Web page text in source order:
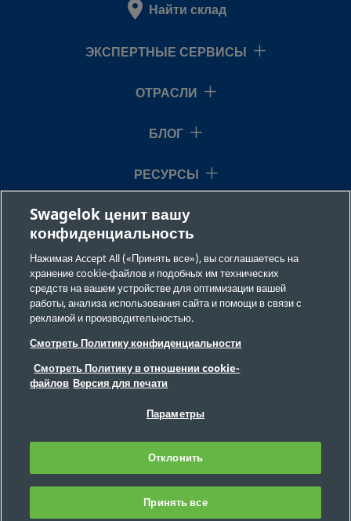
Найти склад
ЭКСПЕРТНЫЕ СЕРВИСЫ
ОТРАСЛИ
БЛОГ
РЕСУРСЫ
О НАС
Конфиденциальность
Юридическая информация
ВЫХОДНЫЕ ДАННЫЕ
Часто задаваемые вопросы
Настройки файлов cookie
Запрет на продажу и передачу
персональной информации
Swagelok ценит вашу
конфиденциальность
Нажимая Accept All («Принять все»), вы соглашаетесь на
хранение cookie-файлов и подобных им технических
средств на вашем устройстве для оптимизации вашей
работы, анализа использования сайта и помощи в связи с
рекламой и производительностью.
Смотреть Политику конфиденциальности
Смотреть Политику в отношении cookie-
файлов Версия для печати
Параметры
Отклонить
Принять все